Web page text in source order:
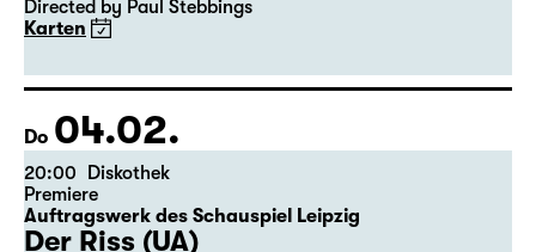
The American Drama Group Europe / in englischer
By William Shakespeare
Directed by Paul Stebbings
Karten
Do 04.02.